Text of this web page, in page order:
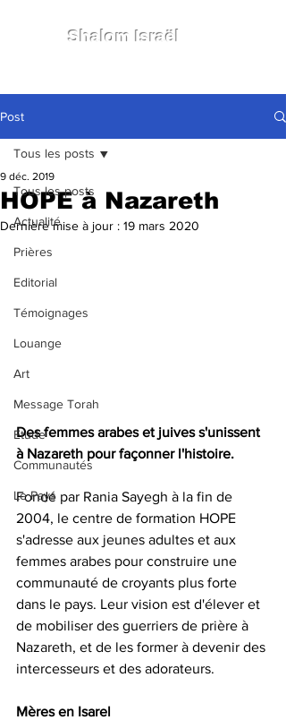
Shalom Israël
Post
Tous les posts
Actualité
Prières
Editorial
Témoignages
Louange
Art
Message Torah
Etude
Communautés
Le Pays
Tous les posts
HOPE à Nazareth
9 déc. 2019
Dernière mise à jour : 19 mars 2020
Des femmes arabes et juives s'unissent
à Nazareth pour façonner l'histoire.
Fondé par Rania Sayegh à la fin de
2004, le centre de formation HOPE
s'adresse aux jeunes adultes et aux
femmes arabes pour construire une
communauté de croyants plus forte
dans le pays. Leur vision est d'élever et
de mobiliser des guerriers de prière à
Nazareth, et de les former à devenir des
intercesseurs et des adorateurs.
Mères en Isarel